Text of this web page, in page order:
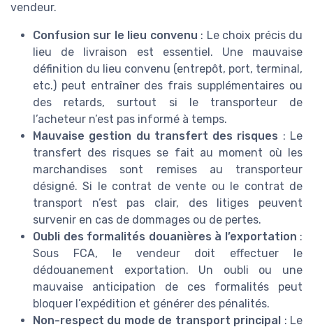
vendeur.
Confusion sur le lieu convenu : Le choix précis du
lieu de livraison est essentiel. Une mauvaise
définition du lieu convenu (entrepôt, port, terminal,
etc.) peut entraîner des frais supplémentaires ou
des retards, surtout si le transporteur de
l’acheteur n’est pas informé à temps.
Mauvaise gestion du transfert des risques : Le
transfert des risques se fait au moment où les
marchandises sont remises au transporteur
désigné. Si le contrat de vente ou le contrat de
transport n’est pas clair, des litiges peuvent
survenir en cas de dommages ou de pertes.
Oubli des formalités douanières à l’exportation :
Sous FCA, le vendeur doit effectuer le
dédouanement exportation. Un oubli ou une
mauvaise anticipation de ces formalités peut
bloquer l’expédition et générer des pénalités.
Non-respect du mode de transport principal : Le